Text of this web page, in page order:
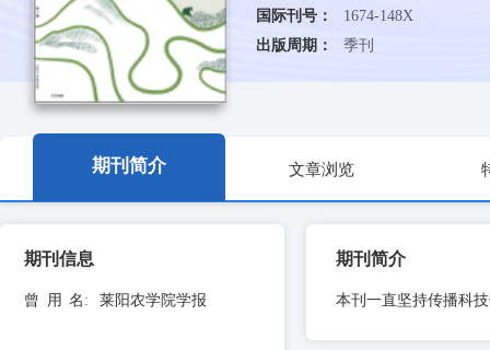
国际刊号：
1674-148X
出版周期：
季刊
期刊简介 文章浏览
期刊信息
曾用名 : 莱阳农学院学报
期刊简介
本刊一直坚持传播科